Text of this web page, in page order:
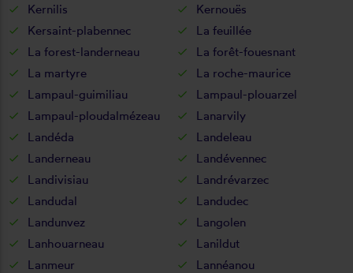
Kernilis
Kernouës
Kersaint-plabennec
La feuillée
La forest-landerneau
La forêt-fouesnant
La martyre
La roche-maurice
Lampaul-guimiliau
Lampaul-plouarzel
Lampaul-ploudalmézeau
Lanarvily
Landéda
Landeleau
Landerneau
Landévennec
Landivisiau
Landrévarzec
Landudal
Landudec
Landunvez
Langolen
Lanhouarneau
Lanildut
Lanmeur
Lannéanou